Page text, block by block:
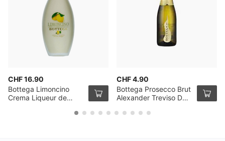
CHF 16.90
Bottega Limoncino
Crema Liqueur de
CHF 4.90
Bottega Prosecco Brut
Alexander Treviso DOC